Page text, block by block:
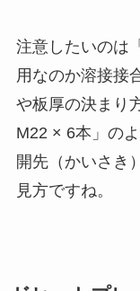
注意したいのは「
用なのか溶接接
や板厚の決まり
M22 × 6本」の
開先（かいさき
見方ですね。